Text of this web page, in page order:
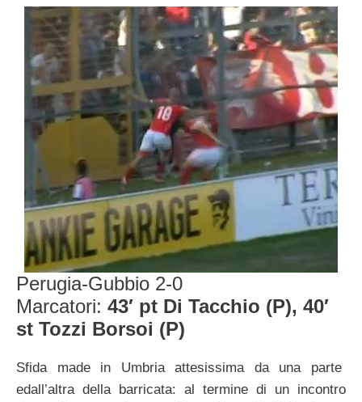
Perugia-Gubbio 2-0
Marcatori: 43′ pt Di Tacchio (P), 40′
st Tozzi Borsoi (P)
Sfida made in Umbria attesissima da una parte
edall’altra della barricata: al termine di un incontro